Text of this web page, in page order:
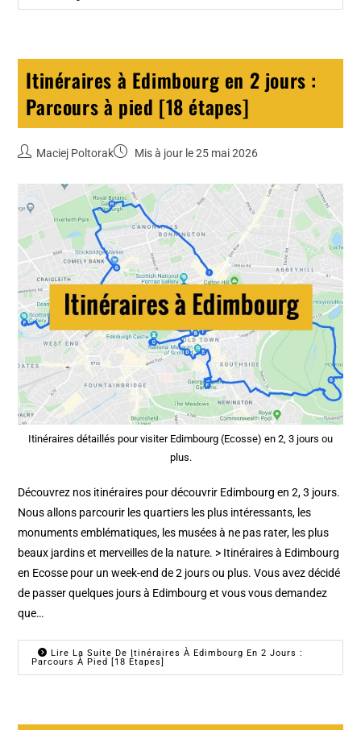
Itinéraires à Edimbourg en 2 jours :
Parcours à pied [18 étapes]
Maciej Poltorak Mis à jour le 25 mai 2026
Itinéraires détaillés pour visiter Edimbourg (Ecosse) en 2, 3 jours ou
plus.
Découvrez nos itinéraires pour découvrir Edimbourg en 2, 3 jours.
Nous allons parcourir les quartiers les plus intéressants, les
monuments emblématiques, les musées à ne pas rater, les plus
beaux jardins et merveilles de la nature. > Itinéraires à Edimbourg
en Ecosse pour un week-end de 2 jours ou plus. Vous avez décidé
de passer quelques jours à Edimbourg et vous vous demandez
que…
Lire La Suite De Itinéraires À Edimbourg En 2 Jours :
Parcours À Pied [18 Étapes]